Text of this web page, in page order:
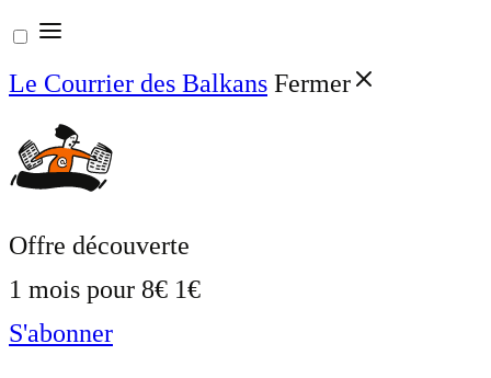
Aller
au
contenu
Le Courrier des Balkans Fermer
Offre découverte
1 mois pour 8€ 1€
S'abonner